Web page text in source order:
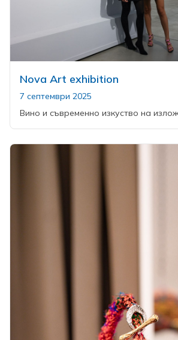
Nova Art exhibition
7 септември 2025
Вино и съвременно изкуство на